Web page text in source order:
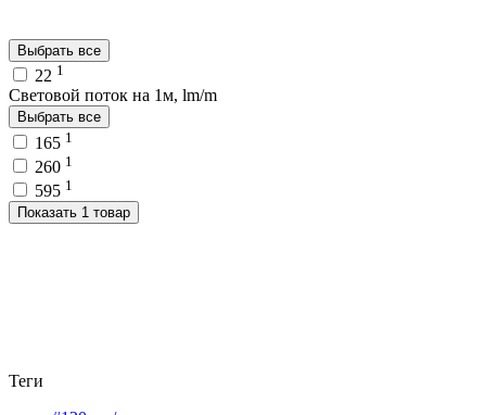
Выбрать все
22 1
Световой поток на 1м, lm/m
Выбрать все
165 1
260 1
595 1
Показать 1 товар
Теги